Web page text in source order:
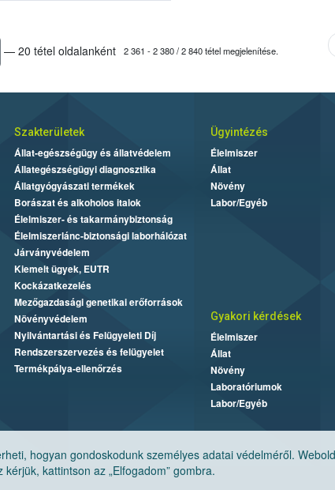
— 20 tétel oldalanként 2 361 - 2 380 / 2 840 tétel megjelenítése.
hogyan gondoskodunk személyes adatai védelméről.
kattintson az „Elfogadom” gombra.
Szakterületek
Állat-egészségügy és állatvédelem
Állategészségügyi diagnosztika
Állatgyógyászati termékek
Borászat és alkoholos italok
Élelmiszer- és takarmánybiztonság
Élelmiszerlánc-biztonsági laborhálózat
Járványvédelem
Kiemelt ügyek, EUTR
Kockázatkezelés
Mezőgazdasági genetikai erőforrások
Növényvédelem
Nyilvántartási és Felügyeleti Díj
Rendszerszervezés és felügyelet
Termékpálya-ellenőrzés
Ügyintézés
Élelmiszer
Állat
Növény
Labor/Egyéb
Gyakori kérdések
Élelmiszer
Állat
Növény
Laboratóriumok
Labor/Egyéb